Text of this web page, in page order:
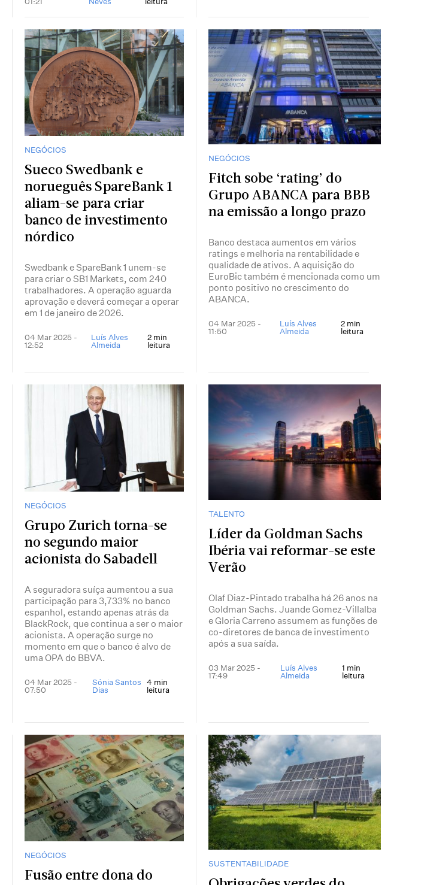
NEGÓCIOS
Sueco Swedbank e
norueguês SpareBank 1
aliam-se para criar
banco de investimento
nórdico
Swedbank e SpareBank 1 unem-se
para criar o SB1 Markets, com 240
trabalhadores. A operação aguarda
aprovação e deverá começar a operar
em 1 de janeiro de 2026.
04 Mar 2025 -
12:52
Luís Alves
Almeida
2 min
leitura
NEGÓCIOS
Fitch sobe ‘rating’ do
Grupo ABANCA para BBB
na emissão a longo prazo
Banco destaca aumentos em vários
ratings e melhoria na rentabilidade e
qualidade de ativos. A aquisição do
EuroBic também é mencionada como um
ponto positivo no crescimento do
ABANCA.
04 Mar 2025 -
11:50
Luís Alves
Almeida
2 min
leitura
NEGÓCIOS
Grupo Zurich torna-se
no segundo maior
acionista do Sabadell
A seguradora suíça aumentou a sua
participação para 3,733% no banco
espanhol, estando apenas atrás da
BlackRock, que continua a ser o maior
acionista. A operação surge no
momento em que o banco é alvo de
uma OPA do BBVA.
04 Mar 2025 -
07:50
Sónia Santos
Dias
4 min
leitura
TALENTO
Líder da Goldman Sachs
Ibéria vai reformar-se este
Verão
Olaf Diaz-Pintado trabalha há 26 anos na
Goldman Sachs. Juande Gomez-Villalba
e Gloria Carreno assumem as funções de
co-diretores de banca de investimento
após a sua saída.
03 Mar 2025 -
17:49
Luís Alves
Almeida
1 min
leitura
NEGÓCIOS
Fusão entre dona do
SUSTENTABILIDADE